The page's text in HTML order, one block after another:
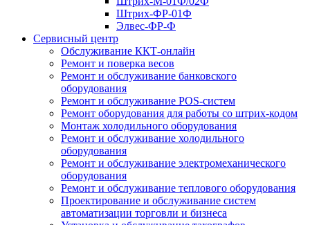
Штрих-ФР-01Ф
Элвес-ФР-Ф
Сервисный центр
Обслуживание ККТ-онлайн
Ремонт и поверка весов
Ремонт и обслуживание банковского
оборудования
Ремонт и обслуживание POS-систем
Ремонт оборудования для работы со штрих-кодом
Монтаж холодильного оборудования
Ремонт и обслуживание холодильного
оборудования
Ремонт и обслуживание электромеханического
оборудования
Ремонт и обслуживание теплового оборудования
Проектирование и обслуживание систем
автоматизации торговли и бизнеса